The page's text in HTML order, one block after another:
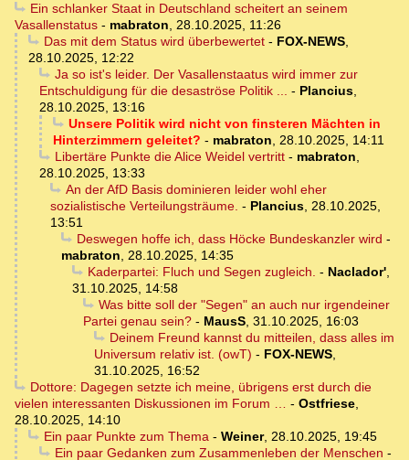
Ein schlanker Staat in Deutschland scheitert an seinem
Vasallenstatus - mabraton, 28.10.2025, 11:26
Das mit dem Status wird überbewertet- FOX-NEWS,
28.10.2025, 12:22
Ja so ist's leider. Der Vasallenstaatus wird immer zur
Entschuldigung für die desaströse Politik ... - Plancius,
28.10.2025, 13:16
Unsere Politik wird nicht von finsteren Mächten in
Hinterzimmern geleitet? - mabraton, 28.10.2025, 14:11
Libertäre Punkte die Alice Weidel vertritt- mabraton,
28.10.2025, 13:33
An der AfD Basis dominieren leider wohl eher
sozialistische Verteilungsträume. - Plancius, 28.10.2025,
13:51
Deswegen hoffe ich, dass Höcke Bundeskanzler wird -
mabraton, 28.10.2025, 14:35
Kaderpartei: Fluch und Segen zugleich. - Naclador',
31.10.2025, 14:58
Was bitte soll der "Segen" an auch nur irgendeiner
Partei genau sein? - MausS, 31.10.2025, 16:03
Deinem Freund kannst du mitteilen, dass alles im
Universum relativ ist. (owT) - FOX-NEWS,
31.10.2025, 16:52
Dottore: Dagegen setzte ich meine, übrigens erst durch die
vielen interessanten Diskussionen im Forum … - Ostfriese,
28.10.2025, 14:10
Ein paar Punkte zum Thema- Weiner, 28.10.2025, 19:45
Ein paar Gedanken zum Zusammenleben der Menschen -